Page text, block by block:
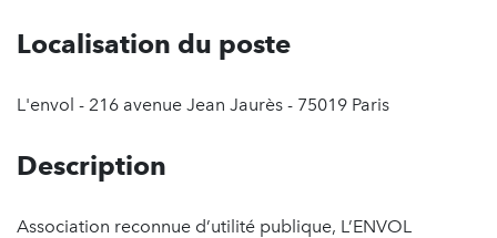
Localisation du poste
L'envol - 216 avenue Jean Jaurès - 75019 Paris
Description
Association reconnue d’utilité publique, L’ENVOL